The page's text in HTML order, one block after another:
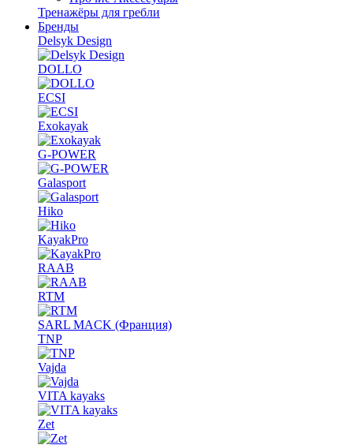
Тренажёры для гребли
Бренды
Delsyk Design
DOLLO
ECSI
Exokayak
G-POWER
Galasport
Hiko
KayakPro
RAAB
RTM
SARL MACK (Франция)
TNP
Vajda
VITA kayaks
Zet